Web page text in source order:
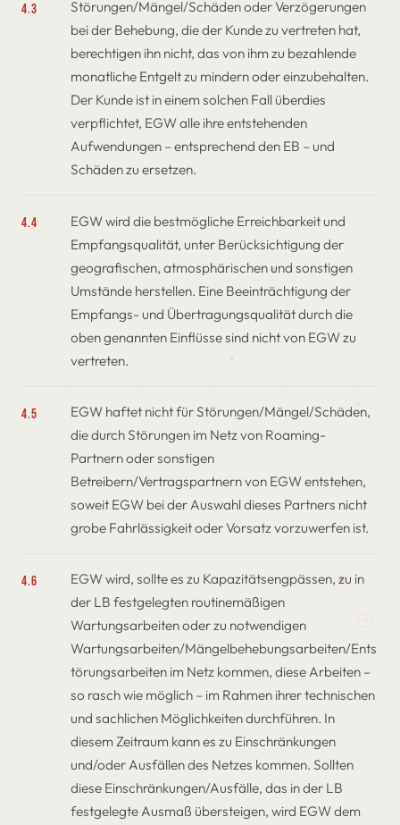
4.3
Störungen/Mängel/Schäden oder Verzögerungen
bei der Behebung, die der Kunde zu vertreten hat,
berechtigen ihn nicht, das von ihm zu bezahlende
monatliche Entgelt zu mindern oder einzubehalten.
Der Kunde ist in einem solchen Fall überdies
verpflichtet, EGW alle ihre entstehenden
Aufwendungen – entsprechend den EB – und
Schäden zu ersetzen.
4.4
EGW wird die bestmögliche Erreichbarkeit und
Empfangsqualität, unter Berücksichtigung der
geografischen, atmosphärischen und sonstigen
Umstände herstellen. Eine Beeinträchtigung der
Empfangs- und Übertragungsqualität durch die
oben genannten Einflüsse sind nicht von EGW zu
vertreten.
4.5
EGW haftet nicht für Störungen/Mängel/Schäden,
die durch Störungen im Netz von Roaming-
Partnern oder sonstigen
Betreibern/Vertragspartnern von EGW entstehen,
soweit EGW bei der Auswahl dieses Partners nicht
grobe Fahrlässigkeit oder Vorsatz vorzuwerfen ist.
4.6
EGW wird, sollte es zu Kapazitätsengpässen, zu in
der LB festgelegten routinemäßigen
Wartungsarbeiten oder zu notwendigen
Wartungsarbeiten/Mängelbehebungsarbeiten/Ents
törungsarbeiten im Netz kommen, diese Arbeiten –
so rasch wie möglich – im Rahmen ihrer technischen
und sachlichen Möglichkeiten durchführen. In
diesem Zeitraum kann es zu Einschränkungen
und/oder Ausfällen des Netzes kommen. Sollten
diese Einschränkungen/Ausfälle, das in der LB
festgelegte Ausmaß übersteigen, wird EGW dem